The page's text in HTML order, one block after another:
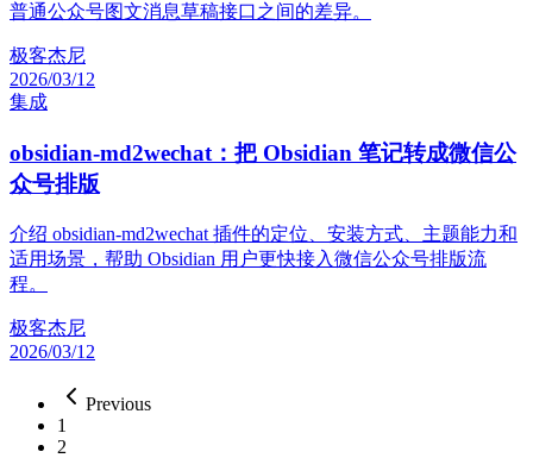
普通公众号图文消息草稿接口之间的差异。
极客杰尼
2026/03/12
集成
obsidian-md2wechat：把 Obsidian 笔记转成微信公
众号排版
介绍 obsidian-md2wechat 插件的定位、安装方式、主题能力和
适用场景，帮助 Obsidian 用户更快接入微信公众号排版流
程。
极客杰尼
2026/03/12
Previous
1
2